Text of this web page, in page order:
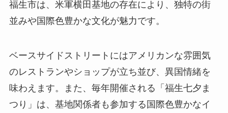
福生市は、米軍横田基地の存在により、独特の街
並みや国際色豊かな文化が魅力です。
ベースサイドストリートにはアメリカンな雰囲気
のレストランやショップが立ち並び、異国情緒を
味わえます。また、毎年開催される「福生七夕ま
つり」は、基地関係者も参加する国際色豊かなイ